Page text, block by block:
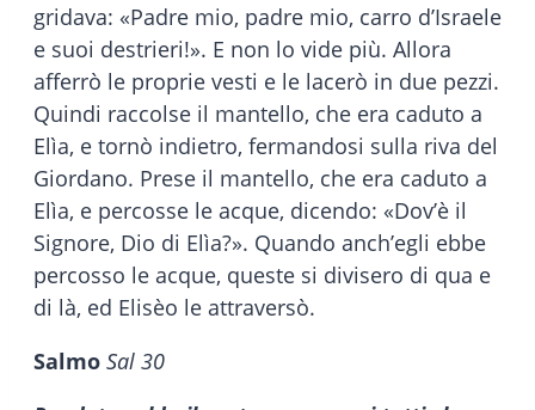
gridava: «Padre mio, padre mio, carro d’Israele
e suoi destrieri!». E non lo vide più. Allora
afferrò le proprie vesti e le lacerò in due pezzi.
Quindi raccolse il mantello, che era caduto a
Elìa, e tornò indietro, fermandosi sulla riva del
Giordano. Prese il mantello, che era caduto a
Elìa, e percosse le acque, dicendo: «Dov’è il
Signore, Dio di Elìa?». Quando anch’egli ebbe
percosso le acque, queste si divisero di qua e
di là, ed Elisèo le attraversò.
Salmo Sal 30